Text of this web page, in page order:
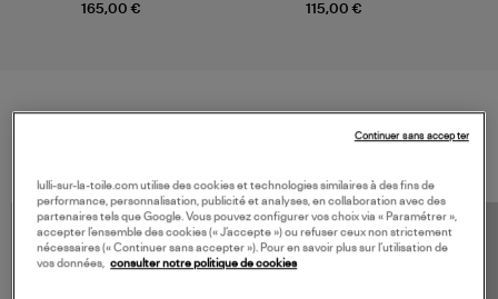
165,00 € 115,00 €
lulli-sur-la-toile.com utilise des cookies et technologies similaires à des fins de
performance, personnalisation, publicité et analyses, en collaboration avec des
partenaires tels que Google. Vous pouvez configurer vos choix via « Paramétrer »,
accepter l’ensemble des cookies (« J’accepte ») ou refuser ceux non strictement
nécessaires (« Continuer sans accepter »). Pour en savoir plus sur l’utilisation de
vos données, consulter notre politique de cookies
Continuer sans accepter